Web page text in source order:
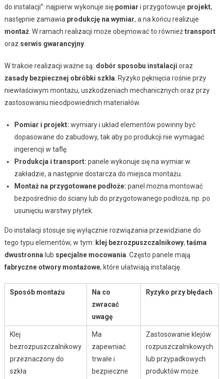
do instalacji”: najpierw wykonuje się pomiar i przygotowuje projekt,
następnie zamawia produkcję na wymiar, a na końcu realizuje
montaż. W ramach realizacji może obejmować to równieżtransport
oraz serwis gwarancyjny.
W trakcie realizacji ważne są: dobór sposobu instalacji oraz
zasady bezpiecznej obróbki szkła . Ryzyko pęknięcia rośnie przy
niewłaściwym montażu, uszkodzeniach mechanicznych oraz przy
zastosowaniu nieodpowiednich materiałów.
Pomiar i projekt: wymiary i układ elementów powinny być
dopasowane do zabudowy, tak aby po produkcji nie wymagać
ingerencji w taflę.
Produkcja i transport: panele wykonuje się na wymiar w
zakładzie, a następnie dostarcza do miejsca montażu.
Montaż na przygotowane podłoże: panel można montować
bezpośrednio do ściany lub do przygotowanego podłoża, np. po
usunięciu warstwy płytek.
Do instalacji stosuje się wyłącznie rozwiązania przewidziane do
tego typu elementów, w tym: klej bezrozpuszczalnikowy, taśma
dwustronna lub specjalne mocowania . Często panele mają
fabryczne otwory montażowe, które ułatwiają instalację.
Sposób montażu
Na co
zwracać
uwagę
Ryzyko przy błędach
Klej
bezrozpuszczalnikowy
przeznaczony do
szkła
Ma
zapewniać
trwałe i
bezpieczne
Zastosowanie klejów
rozpuszczalnikowych
lub przypadkowych
produktów może